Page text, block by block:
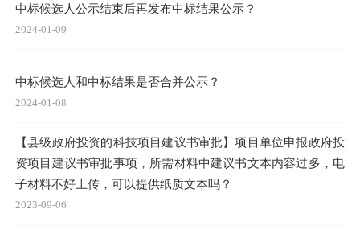
中标候选人公示结束后再发布中标结果公示？
2024-01-09
中标候选人和中标结果是否合并公示？
2024-01-08
【县级政府投资的科技项目建议书审批】项目单位申报政府投
资项目建议书审批事项，所需材料中建议书文本内容过多，电
子材料不好上传，可以提供纸质文本吗？
2023-09-06